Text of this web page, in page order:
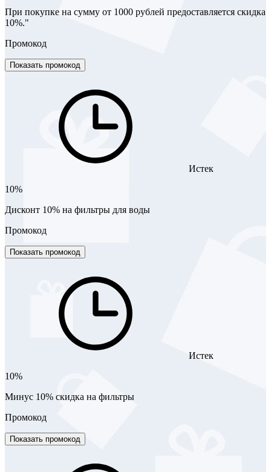
При покупке на сумму от 1000 рублей предоставляется скидка
10%."
Промокод
Показать промокод
Истек
10%
Дисконт 10% на фильтры для воды
Промокод
Показать промокод
Истек
10%
Минус 10% скидка на фильтры
Промокод
Показать промокод